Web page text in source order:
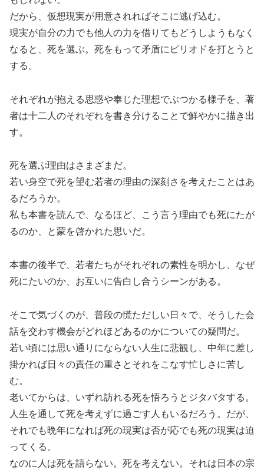
だから、仮想現実が用意されればそこに逃げ込む。
現実が自分の力でも他人の力を借りてもどうしようもなく
なると、死を選ぶ。死をもって矛盾にピリオドを打とうと
する。
それぞれが抱える思惑や奉じた理想でぶつかる様子を、著
者は十二人のそれぞれを書き分けることで鮮やかに描き出
す。
死を選ぶ理由はさまざまだ。
若い身空で死を望む若者の理由の深刻さを考えたことはあ
るだろうか。
私も本書を読んで、なるほど、こう言う理由でも死にたが
るのか、と蒙を啓かれた思いだ。
本書の後半で、若者たちがそれぞれの素性を明かし、なぜ
死にたいのか、お互いに告白し合うシーンがある。
そこで気づくのが、普段の慌ただしい日々で、そうした会
話を交わす機会がどれほどあるのかについての疑問だ。
若い頃には思い通りにならない人生に悲観し、中年に差し
掛かれば日々の責任の重さとそれをこなす忙しさに苦し
む。
老いてからは、いずれ訪れる死を悟ろうとジタバタする。
人生を通して死を考えずに過ごす人もいるだろう。だが、
それでも晩年になれば死の現実は否が応でも死の現実は迫
ってくる。
なのに人は死を語らない。死を考えない。それは日本の宗